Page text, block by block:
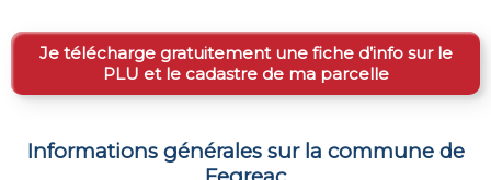
Je télécharge gratuitement une fiche d’info sur le
PLU et le cadastre de ma parcelle
Informations générales sur la commune de